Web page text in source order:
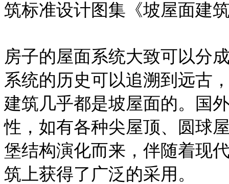
筑标准设计图集《坡屋面建
房子的屋面系统大致可以分
系统的历史可以追溯到远古
建筑几乎都是坡屋面的。国
性，如有各种尖屋顶、圆球
堡结构演化而来，伴随着现
筑上获得了广泛的采用。